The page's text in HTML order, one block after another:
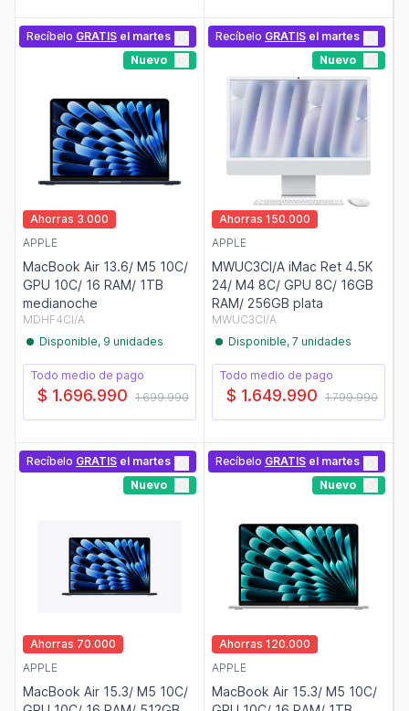
Recíbelo GRATIS el martes
Nuevo
Ahorras 3.000
APPLE
MacBook Air 13.6/ M5 10C/
GPU 10C/ 16 RAM/ 1TB
medianoche
MDHF4CI/A
Disponible, 9 unidades
Todo medio de pago
$ 1.696.990 1.699.990
Recíbelo GRATIS el martes
Nuevo
Ahorras 150.000
APPLE
MWUC3CI/A iMac Ret 4.5K
24/ M4 8C/ GPU 8C/ 16GB
RAM/ 256GB plata
MWUC3CI/A
Disponible, 7 unidades
Todo medio de pago
$ 1.649.990 1.799.990
Recíbelo GRATIS el martes
Nuevo
Ahorras 70.000
APPLE
MacBook Air 15.3/ M5 10C/
Recíbelo GRATIS el martes
Nuevo
Ahorras 120.000
APPLE
MacBook Air 15.3/ M5 10C/